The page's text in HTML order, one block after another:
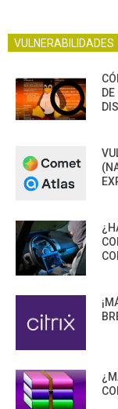
VULNERABILIDADES